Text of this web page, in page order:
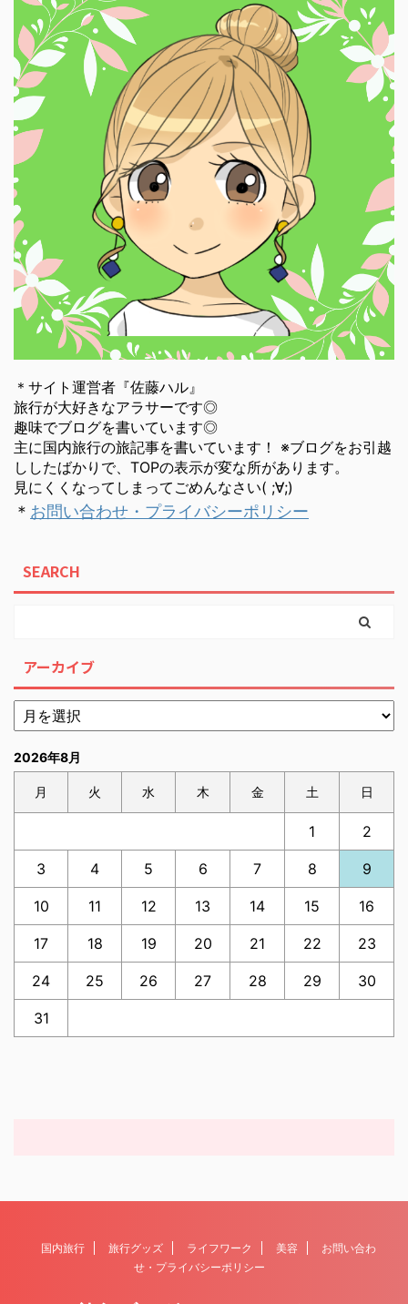
＊サイト運営者『佐藤ハル』
旅行が大好きなアラサーです◎
趣味でブログを書いています◎
主に国内旅行の旅記事を書いています！ ※ブログをお引越
ししたばかりで、TOPの表示が変な所があります。
見にくくなってしまってごめんなさい( ;∀;)
＊ お問い合わせ・プライバシーポリシー
SEARCH
アーカイブ
2026年8月
月 火 水 木 金 土 日
1 2
3 4 5 6 7 8 9
10 11 12 13 14 15 16
17 18 19 20 21 22 23
24 25 26 27 28 29 30
31
国内旅行 旅行グッズ ライフワーク 美容
お問い合わ
せ・プライバシーポリシー